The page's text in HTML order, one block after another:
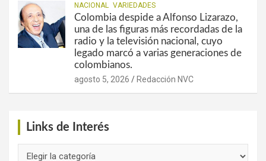
NACIONAL VARIEDADES
Colombia despide a Alfonso Lizarazo,
una de las figuras más recordadas de la
radio y la televisión nacional, cuyo
legado marcó a varias generaciones de
colombianos.
agosto 5, 2026 Redacción NVC
Links de Interés